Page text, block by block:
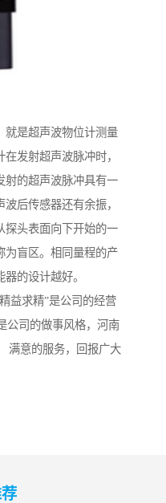
就是超声波物位计测量
发射超声波脉冲时，
射的超声波脉冲具有一
后传感器还有余振，
探头表面向下开始的一
为盲区。相同量程的产
的设计越好。
益求精”是公司的经营
公司的做事风格，河南
满意的服务，回报广大